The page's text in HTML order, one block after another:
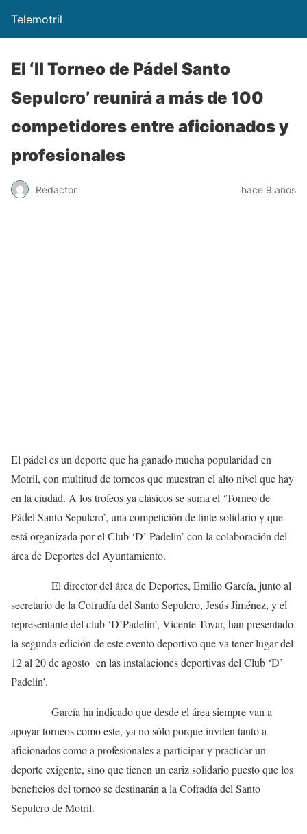
Telemotril
El ‘II Torneo de Pádel Santo
Sepulcro’ reunirá a más de 100
competidores entre aficionados y
profesionales
Redactor hace 9 años
El pádel es un deporte que ha ganado mucha popularidad en
Motril, con multitud de torneos que muestran el alto nivel que hay
en la ciudad. A los trofeos ya clásicos se suma el ‘Torneo de
Pádel Santo Sepulcro’, una competición de tinte solidario y que
está organizada por el Club ‘D’ Padelin’ con la colaboración del
área de Deportes del Ayuntamiento.
El director del área de Deportes, Emilio García, junto al
secretario de la Cofradía del Santo Sepulcro, Jesús Jiménez, y el
representante del club ‘D’Padelin’, Vicente Tovar, han presentado
la segunda edición de este evento deportivo que va tener lugar del
12 al 20 de agosto en las instalaciones deportivas del Club ‘D’
Padelin’.
García ha indicado que desde el área siempre van a
apoyar torneos como este, ya no sólo porque inviten tanto a
aficionados como a profesionales a participar y practicar un
deporte exigente, sino que tienen un cariz solidario puesto que los
beneficios del torneo se destinarán a la Cofradía del Santo
Sepulcro de Motril.